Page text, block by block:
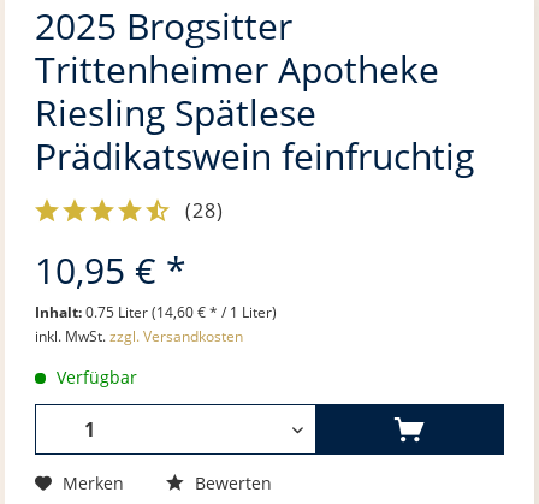
2025 Brogsitter
Trittenheimer Apotheke
Riesling Spätlese
Prädikatswein feinfruchtig
(28)
10,95 € *
Inhalt:0.75 Liter (14,60 € * / 1 Liter)
inkl. MwSt.zzgl. Versandkosten
Verfügbar
Merken Bewerten